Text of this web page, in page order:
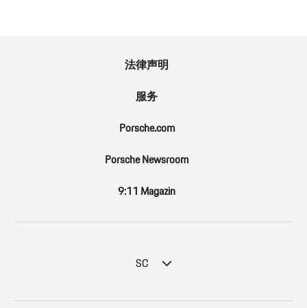
法律声明
服务
Porsche.com
Porsche Newsroom
9:11 Magazin
SC